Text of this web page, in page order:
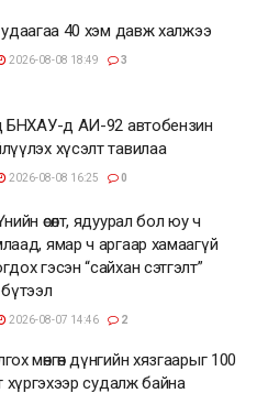
удаагаа 40 хэм давж халжээ
2026-08-08 18:49 3
БНХАУ-д АИ-92 автобензин
хүсэлт тавилаа
2026-08-08 16:25 0
өсөлт, ядуурал бол юу ч
ямар ч аргаар хамаагүй
гэсэн “сайхан сэтгэлт”
бүтээл
2026-08-07 14:46 2
мөнгөн дүнгийн хязгаарыг 100
хүргэхээр судалж байна